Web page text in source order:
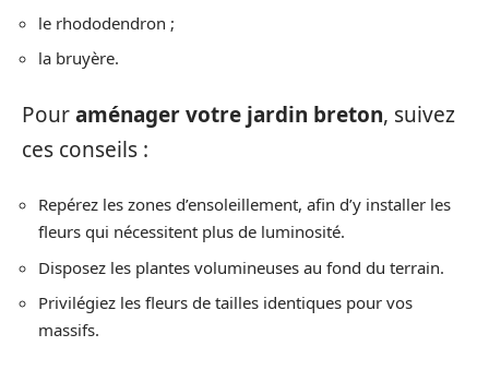
le rhododendron ;
la bruyère.
Pouraménager votre jardin breton, suivez
ces conseils :
Repérez les zones d’ensoleillement, afin d’y installer les
fleurs qui nécessitent plus de luminosité.
Disposez les plantes volumineuses au fond du terrain.
Privilégiez les fleurs de tailles identiques pour vos
massifs.